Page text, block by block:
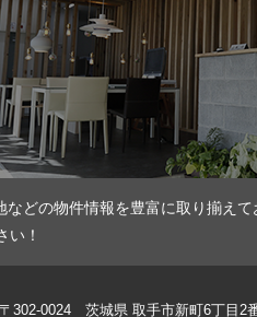
どの物件情報を豊富に取り揃え
い！
〒302-0024 茨城県 取手市新町6丁目2